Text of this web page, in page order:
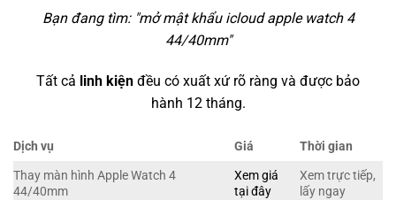
Bạn đang tìm: "mở mật khẩu icloud apple watch 4
44/40mm"
Tất cả linh kiện đều có xuất xứ rõ ràng và được bảo
hành 12 tháng.
Dịch vụ Giá
Thời gian
Thay màn hình Apple Watch 4
44/40mm
Xem giá
tại đây
Xem trực tiếp,
lấy ngay